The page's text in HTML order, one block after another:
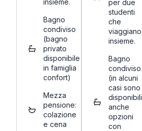
insieme.
Bagno
condiviso
(bagno
privato
disponibile
in famiglia
confort)
Mezza
pensione:
colazione
e cena
per due
studenti
che
viaggiano
insieme.
Bagno
condiviso
(in alcuni
casi sono
disponibili
anche
opzioni
con